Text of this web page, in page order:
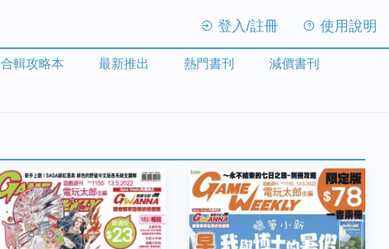
登入/註冊 使用說明
合輯攻略本 最新推出 熱門書刊 減價書刊